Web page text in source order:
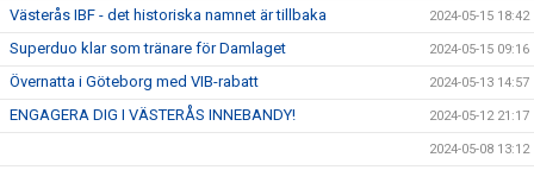
Västerås IBF - det historiska namnet är tillbaka 2024-05-15 18:42
Superduo klar som tränare för Damlaget 2024-05-15 09:16
Övernatta i Göteborg med VIB-rabatt 2024-05-13 14:57
ENGAGERA DIG I VÄSTERÅS INNEBANDY! 2024-05-12 21:17
2024-05-08 13:12